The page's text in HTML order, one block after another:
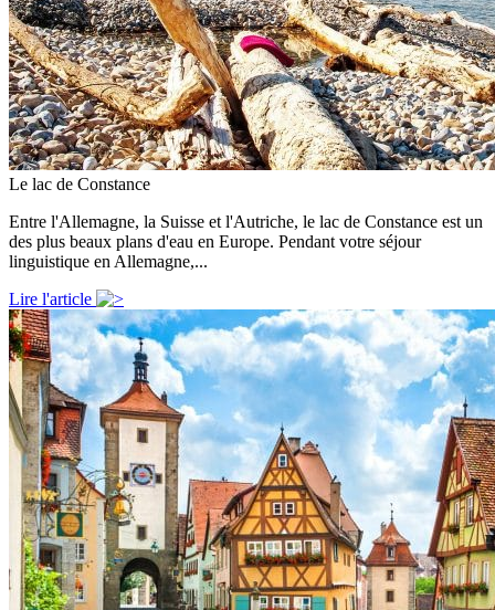
Le lac de Constance
Entre l'Allemagne, la Suisse et l'Autriche, le lac de Constance est un
des plus beaux plans d'eau en Europe. Pendant votre séjour
linguistique en Allemagne,...
Lire l'article